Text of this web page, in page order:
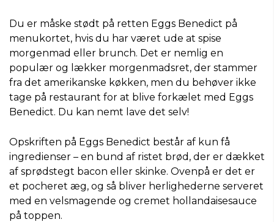
Du er måske stødt på retten Eggs Benedict på
menukortet, hvis du har været ude at spise
morgenmad eller brunch. Det er nemlig en
populær og lækker morgenmadsret, der stammer
fra det amerikanske køkken, men du behøver ikke
tage på restaurant for at blive forkælet med Eggs
Benedict. Du kan nemt lave det selv!
Opskriften på Eggs Benedict består af kun få
ingredienser – en bund af ristet brød, der er dækket
af sprødstegt bacon eller skinke. Ovenpå er det er
et pocheret æg, og så bliver herlighederne serveret
med en velsmagende og cremet hollandaisesauce
på toppen.